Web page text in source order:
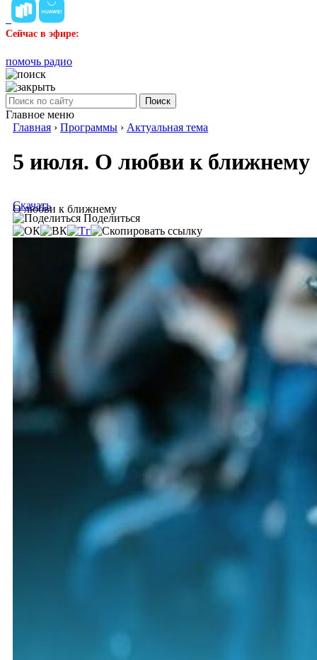
Сейчас в эфире:
помочь радио
Поиск
Главное меню
Главная › Программы › Актуальная тема
5 июля. О любви к ближнему
О любви к ближнему
Скачать
Поделиться